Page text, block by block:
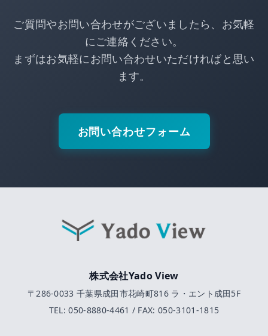
ご質問やお問い合わせがございましたら、お気軽
にご連絡ください。
まずはお気軽にお問い合わせいただければと思い
ます。
お問い合わせフォーム
株式会社Yado View
〒286-0033 千葉県成田市花崎町816 ラ・エント成田5F
TEL: 050-8880-4461 / FAX: 050-3101-1815